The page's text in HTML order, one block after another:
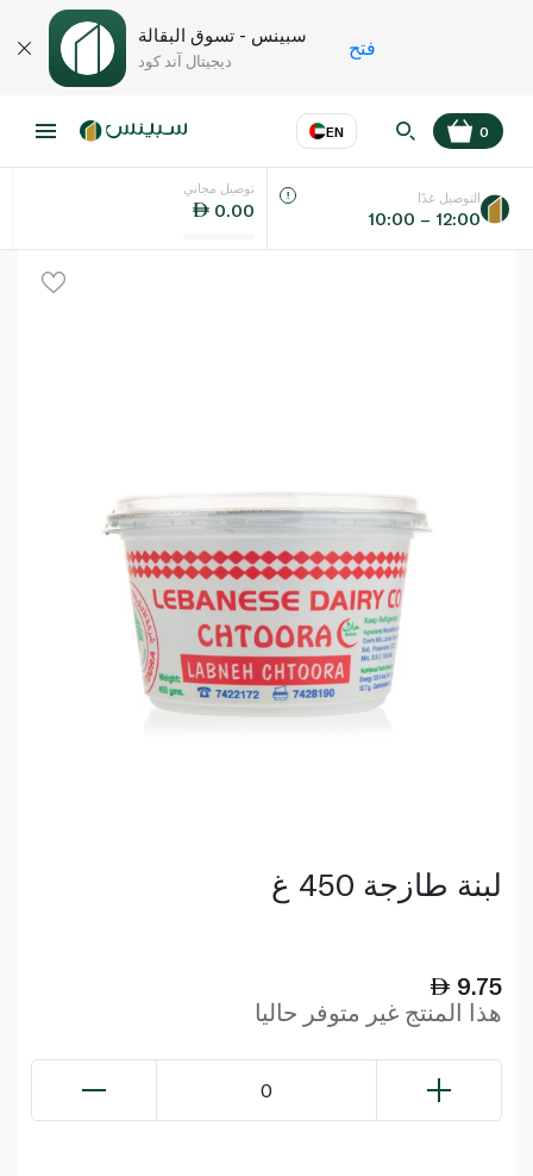
سبينس - تسوق البقالة
ديجيتال آند كود
فتح
EN
اللغة عر
0
توصيل مجاني
0.00
التوصيل غدًا
10:00 – 12:00
لبنة طازجة 450 غ
9.75
هذا المنتج غير متوفر حاليا
0